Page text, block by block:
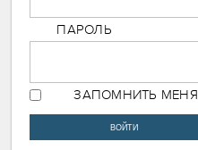
ПАРОЛЬ
ЗАПОМНИТЬ МЕНЯ